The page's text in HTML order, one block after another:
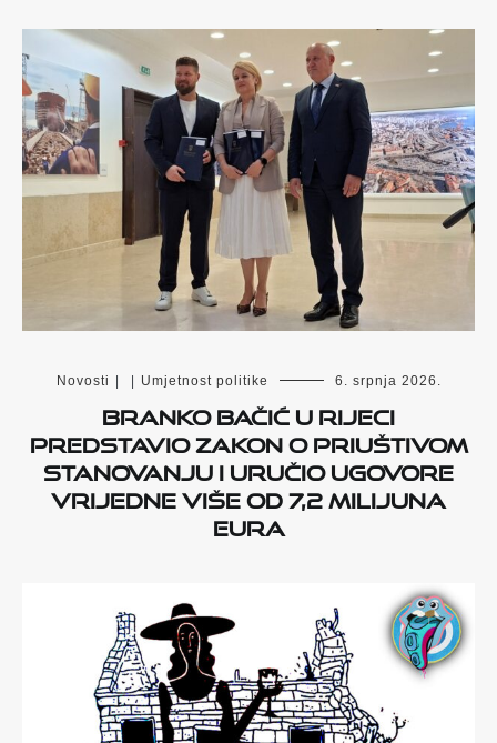
Novosti Umjetnost politike 6. srpnja 2026.
Branko Bačić u Rijeci
predstavio Zakon o priuštivom
stanovanju i uručio ugovore
vrijedne više od 7,2 milijuna
eura